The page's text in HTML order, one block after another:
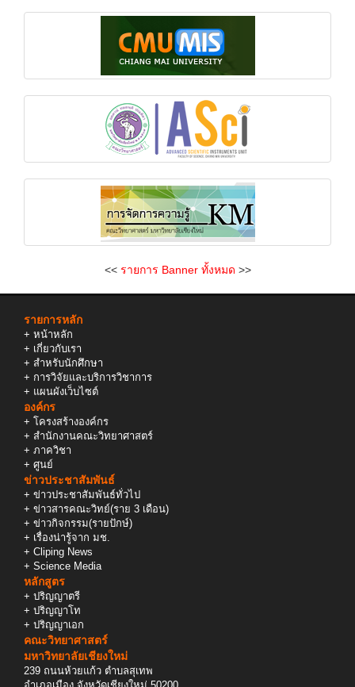
<< รายการ Banner ทั้งหมด >>
รายการหลัก
+ หน้าหลัก
+ เกี่ยวกับเรา
+ สำหรับนักศึกษา
+ การวิจัยและบริการวิชาการ
+ แผนผังเว็บไซต์
องค์กร
+ โครงสร้างองค์กร
+ สำนักงานคณะวิทยาศาสตร์
+ ภาควิชา
+ ศูนย์
ข่าวประชาสัมพันธ์
+ ข่าวประชาสัมพันธ์ทั่วไป
+ ข่าวสารคณะวิทย์(ราย 3 เดือน)
+ ข่าวกิจกรรม(รายปักษ์)
+ เรื่องน่ารู้จาก มช.
+ Cliping News
+ Science Media
หลักสูตร
+ ปริญญาตรี
+ ปริญญาโท
+ ปริญญาเอก
คณะวิทยาศาสตร์
มหาวิทยาลัยเชียงใหม่
239 ถนนห้วยแก้ว ตำบลสุเทพ